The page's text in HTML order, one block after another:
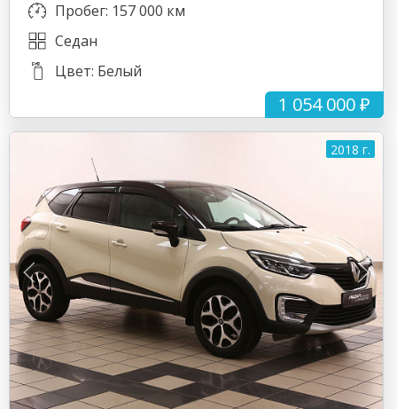
1 054 000 ₽
Пробег: 157 000 км
Седан
Цвет: Белый
2018 г.